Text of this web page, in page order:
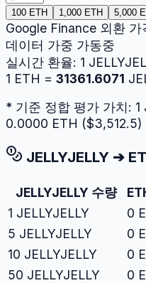
100 ETH 1,000 ETH 5,000
Google Finance 외환
데이터 가중 가동중
실시간 환율: 1
1 ETH = 31361.6071
* 기준 정합 평가 가치: 1
0.0000 ETH ($3,512.5)
JELLYJELLY ➔
JELLYJELLY 수량
1 JELLYJELLY 0
5 JELLYJELLY 0
10 JELLYJELLY 0
50 JELLYJELLY 0